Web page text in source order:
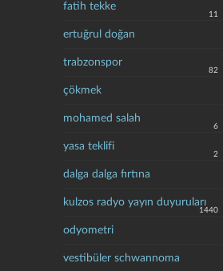
fatih tekke
11
ertuğrul doğan
trabzonspor
82
çökmek
mohamed salah
6
yasa teklifi
2
dalga dalga fırtına
kulzos radyo yayın duyuruları
1440
odyometri
vestibüler schwannoma